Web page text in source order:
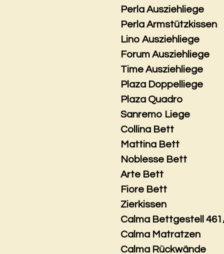
Perla Ausziehliege
Perla Armstützkissen
Lino Ausziehliege
Forum Ausziehliege
Time Ausziehliege
Plaza Doppelliege
Plaza Quadro
Sanremo Liege
Collina Bett
Mattina Bett
Noblesse Bett
Arte Bett
Fiore Bett
Zierkissen
Calma Bettgestell
Calma Matratzen
Calma Rückwände